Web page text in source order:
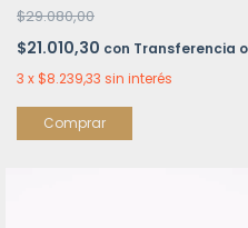
$29.080,00
$21.010,30 con Transferencia
3 x $8.239,33 sin interés
Comprar